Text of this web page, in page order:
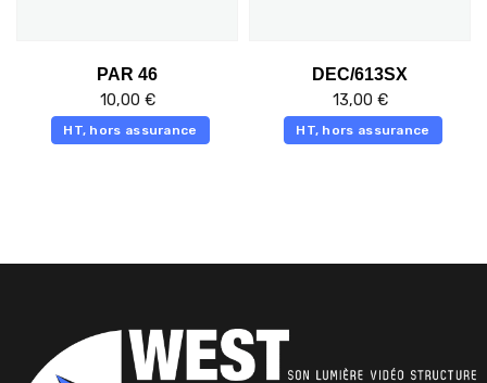
PAR 46
10,00 €
HT, hors assurance
DEC/613SX
13,00 €
HT, hors assurance